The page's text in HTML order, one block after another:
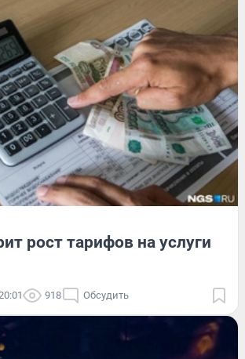
рост тарифов на услуги
918 Обсудить